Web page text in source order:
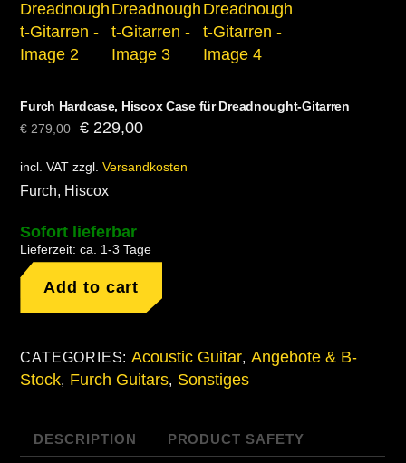
Furch Hardcase, Hiscox Case für Dreadnought-Gitarren
€279,00 Original
was:
€ 279,00.
€229,00Current
is:
incl. VAT zzgl.Versandkosten
Furch, Hiscox
Sofort lieferbar
Lieferzeit:ca. 1-3 Tage
Furch
Hardcase,
Hiscox
für
Dreadnought-
quantity
Add to cart
CATEGORIES:Acoustic Guitar, Angebote & B-
Stock, Furch Guitars, Sonstiges
DESCRIPTION PRODUCT SAFETY